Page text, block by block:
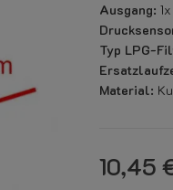
Ausgang:
Typ LPG-
Material:
10,45